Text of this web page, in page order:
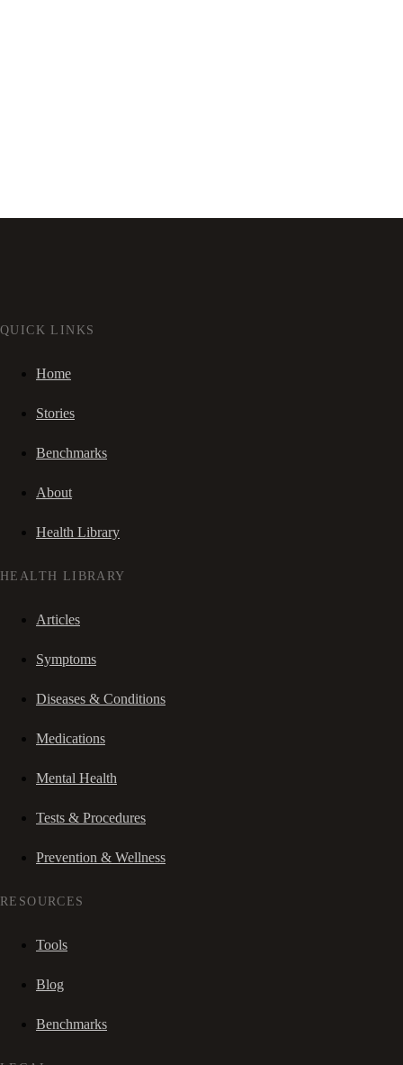
QUICK LINKS
Home
Stories
Benchmarks
About
Health Library
HEALTH LIBRARY
Articles
Symptoms
Diseases & Conditions
Medications
Mental Health
Tests & Procedures
Prevention & Wellness
RESOURCES
Tools
Blog
Benchmarks